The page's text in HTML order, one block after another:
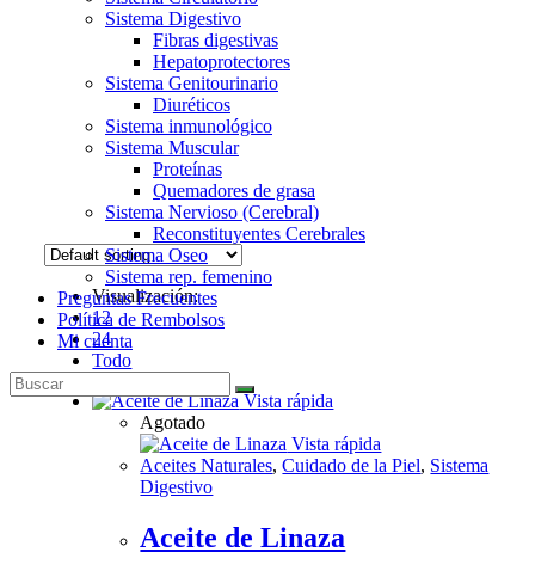
Sistema Digestivo
Fibras digestivas
Hepatoprotectores
Sistema Genitourinario
Diuréticos
Sistema inmunológico
Sistema Muscular
Proteínas
Quemadores de grasa
Sistema Nervioso (Cerebral)
Reconstituyentes Cerebrales
Sistema Oseo
Sistema rep. femenino
Preguntas Frecuentes
Política de Rembolsos
Mi cuenta
Visualización:
12
24
Todo
Vista rápida
Agotado
Vista rápida
Aceites Naturales,Cuidado de la Piel, Sistema
Digestivo
Aceite de Linaza